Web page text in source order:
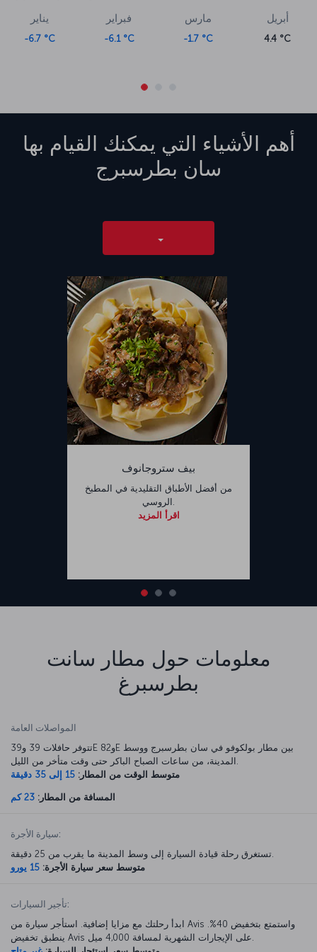
يناير
-6.7 °C
فبراير
-6.1 °C
مارس
-1.7 °C
أبريل
4.4 °C
أهم الأشياء التي يمكنك القيام بها
سان بطرسبرج
بيف ستروجانوف
من أفضل الأطباق التقليدية في المطبخ
اقرأ المزيد
معلومات حول مطار سانت
بطرسبرغ
المواصلات العامة
تتوفر حافلات 39 و39E و82E بين مطار بولكوفو في سان بطرسبرج ووسط
متوسط الوقت من المطار: 15 إلى 35 دقيقة
المسافة من المطار: 23 كم
سيارة الأجرة:
متوسط سعر سيارة الأجرة: 15 يورو
تأجير السيارات:
ابدأ رحلتك مع مزايا إضافية. استأجر سيارة من Avis واستمتع بتخفيض 40%.